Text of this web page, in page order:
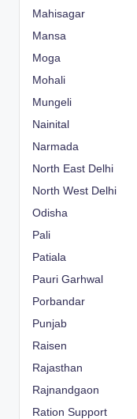
Mahisagar
Mansa
Moga
Mohali
Mungeli
Nainital
Narmada
North East Delhi
North West Delhi
Odisha
Pali
Patiala
Pauri Garhwal
Porbandar
Punjab
Raisen
Rajasthan
Rajnandgaon
Ration Support